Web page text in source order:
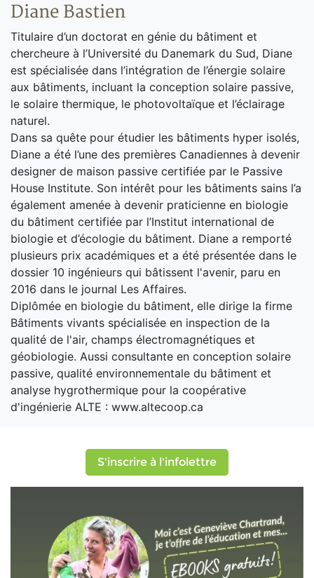
Diane Bastien
Titulaire d’un doctorat en génie du bâtiment et
chercheure à l’Université du Danemark du Sud, Diane
est spécialisée dans l’intégration de l’énergie solaire
aux bâtiments, incluant la conception solaire passive,
le solaire thermique, le photovoltaïque et l’éclairage
naturel.
Dans sa quête pour étudier les bâtiments hyper isolés,
Diane a été l’une des premières Canadiennes à devenir
designer de maison passive certifiée par le Passive
House Institute. Son intérêt pour les bâtiments sains l’a
également amenée à devenir praticienne en biologie
du bâtiment certifiée par l’Institut international de
biologie et d’écologie du bâtiment. Diane a remporté
plusieurs prix académiques et a été présentée dans le
dossier 10 ingénieurs qui bâtissent l'avenir, paru en
2016 dans le journal Les Affaires.
Diplômée en biologie du bâtiment, elle dirige la firme
Bâtiments vivants spécialisée en inspection de la
qualité de l'air, champs électromagnétiques et
géobiologie. Aussi consultante en conception solaire
passive, qualité environnementale du bâtiment et
analyse hygrothermique pour la coopérative
d'ingénierie ALTE : www.altecoop.ca
S'inscrire à l'infolettre